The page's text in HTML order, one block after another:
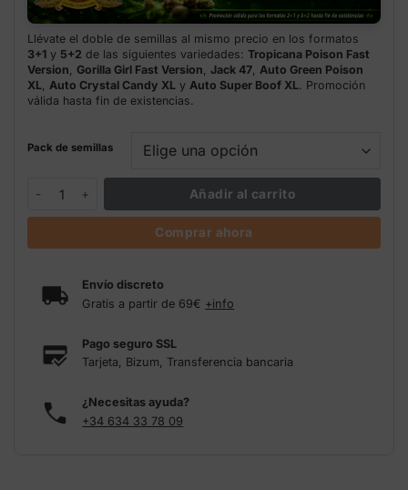
Llévate el doble de semillas al mismo precio en los formatos
3+1 y 5+2 de las siguientes variedades: Tropicana Poison Fast
Version, Gorilla Girl Fast Version, Jack 47, Auto Green Poison
XL, Auto Crystal Candy XL y Auto Super Boof XL. Promoción
válida hasta fin de existencias.
Pack de semillas
Añadir al carrito
Comprar ahora
Envío discreto
Gratis a partir de 69€ +info
Pago seguro SSL
Tarjeta, Bizum, Transferencia bancaria
¿Necesitas ayuda?
+34 634 33 78 09